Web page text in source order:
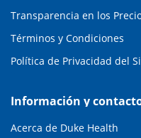
Transparencia en los
Términos y Condiciones
Política de Privacidad del
Información y
Acerca de Duke Health